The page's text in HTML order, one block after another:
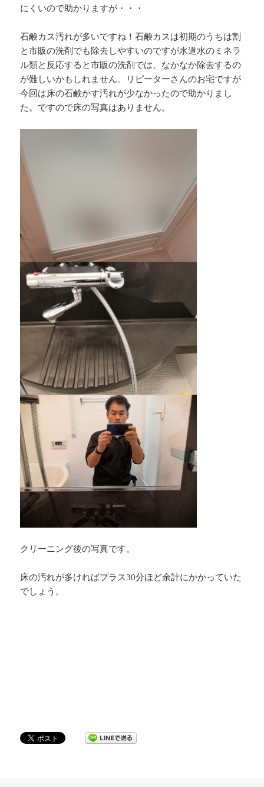
にくいので助かりますが・・・
石鹸カス汚れが多いですね！石鹸カスは初期のうちは割
と市販の洗剤でも除去しやすいのですが水道水のミネラ
ル類と反応すると市販の洗剤では、なかなか除去するの
が難しいかもしれません。リピーターさんのお宅ですが
今回は床の石鹸かす汚れが少なかったので助かりまし
た。ですので床の写真はありません。
クリーニング後の写真です。
床の汚れが多ければプラス30分ほど余計にかかっていた
でしょう。